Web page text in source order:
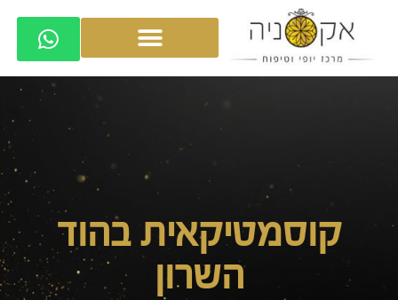
קוסמטיקאית בהוד
השרון